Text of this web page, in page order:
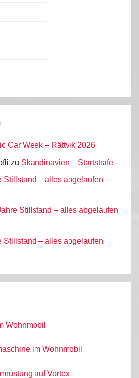
Car Week – Rättvik 2026
zu Skandinavien – Startstrafe
Stillstand – alles abgelaufen
Stillstand – alles abgelaufen
Stillstand – alles abgelaufen
Wohnmobil
im Wohnmobil
auf Vortex